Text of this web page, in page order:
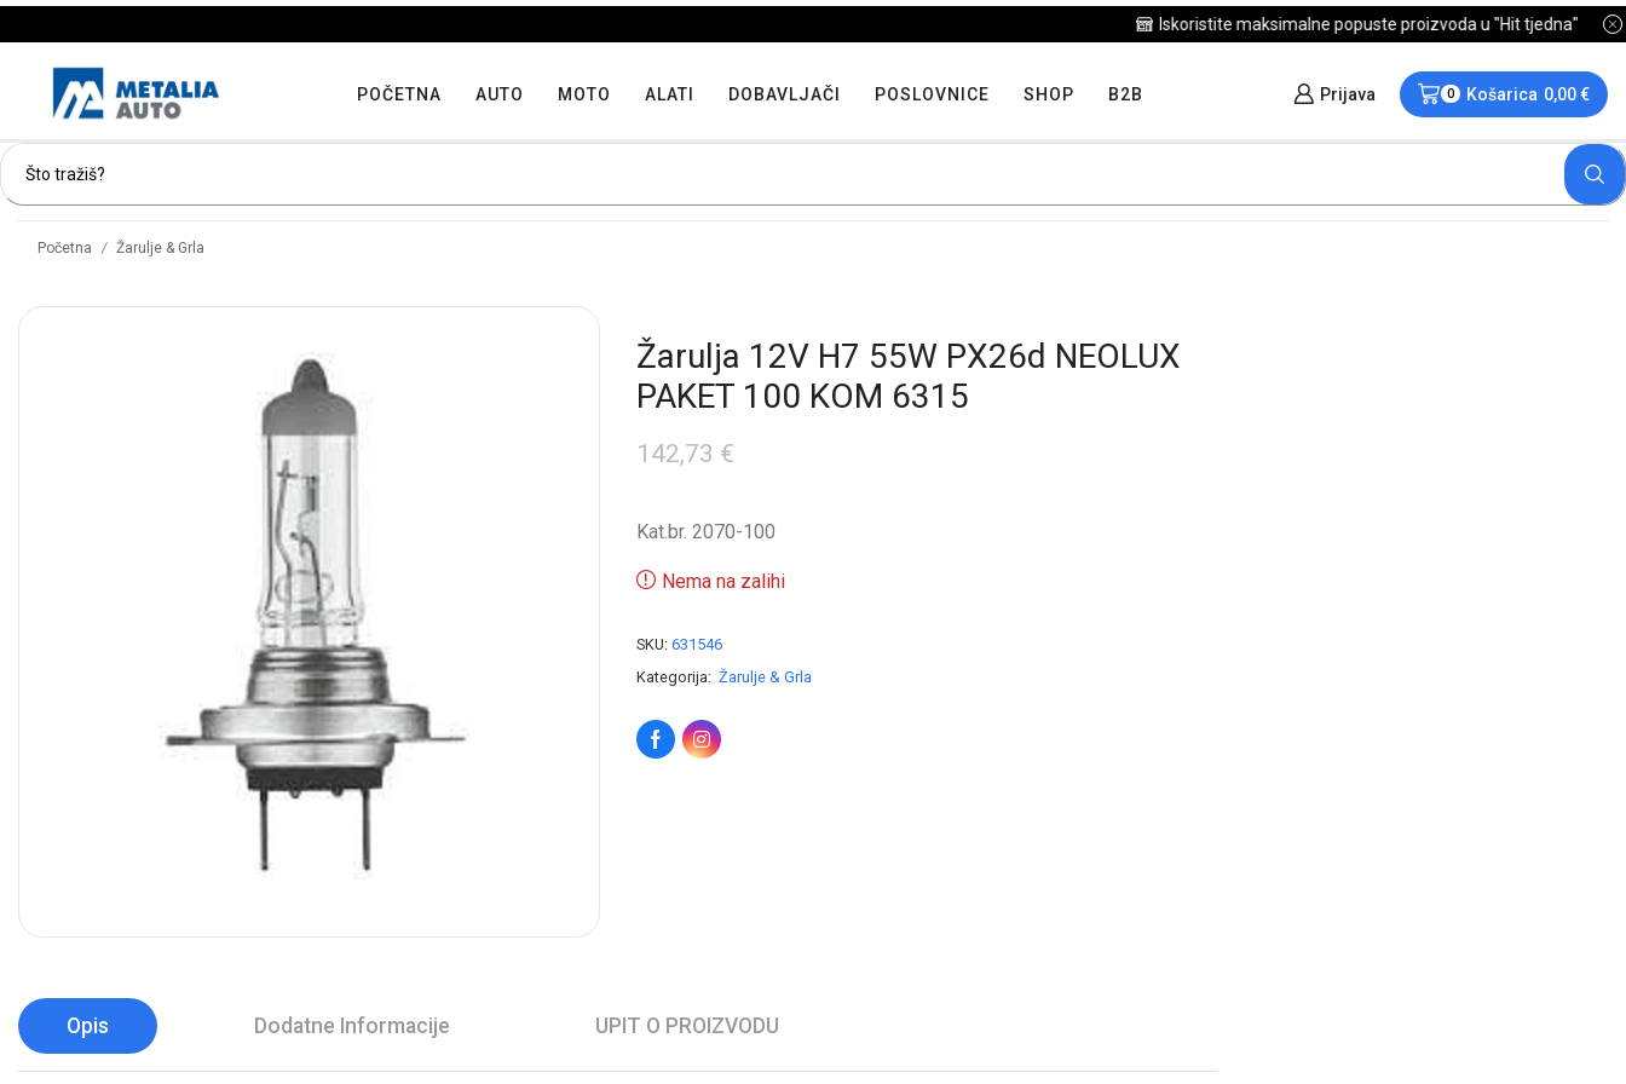
POČETNA AUTO MOTO ALATI DOBAVLJAČI POSLOVNICE SHOP B2B Prijava 0 Košarica 0,00€
Početna / Žarulje & Grla
Žarulja 12V H7 55W PX26d NEOLUX
PAKET 100 KOM 6315
142,73 €
Kat.br. 2070-100
Nema na zalihi
SKU: 631546
Kategorija: Žarulje & Grla
Opis Dodatne Informacije UPIT O PROIZVODU